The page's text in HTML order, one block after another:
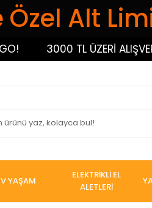
Özel Alt
3000 TL ÜZERİ
YAŞAM
ELEKTRİKLİ EL
ALETLERİ